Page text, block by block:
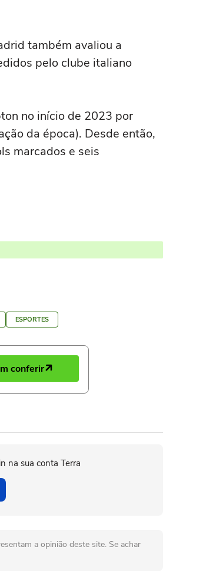
também avaliou a
pelo clube italiano
no início de 2023 por
da época). Desde então,
marcados e seis
ESPORTES
conferir
na sua conta Terra
a opinião deste site. Se achar